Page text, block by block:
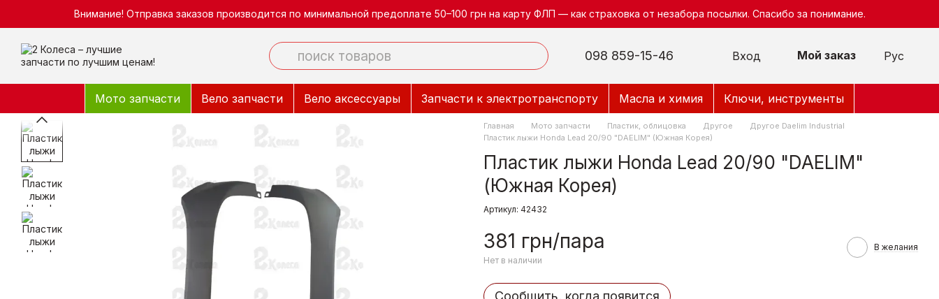
Перейти к основному контенту
Внимание! Отправка заказов производится по минимальной предоплате 50–100 грн на карту ФЛП — как страховка от незабора посылки. Спасибо за понимание.
098 859-15-46 Вход Мой заказ Рус
Мото запчасти Вело запчасти Вело аксессуары Запчасти к электротранспорту Масла и химия Ключи, инструменты
Главная Мото запчасти Пластик, облицовка Другое
Другое Daelim Industrial
Пластик лыжи Honda Lead 20/90 "DAELIM" (Южная Корея)
Пластик лыжи Honda Lead 20/90 "DAELIM"
(Южная Корея)
Артикул: 42432
381 грн/пара
Нет в наличии
В желания
Сообщить, когда появится